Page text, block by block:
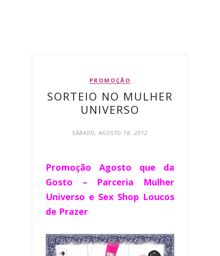
PROMOÇÃO
SORTEIO NO MULHER
UNIVERSO
SÁBADO, AGOSTO 18, 2012
Promoção Agosto que da
Gosto – Parceria Mulher
Universo e Sex Shop Loucos
de Prazer